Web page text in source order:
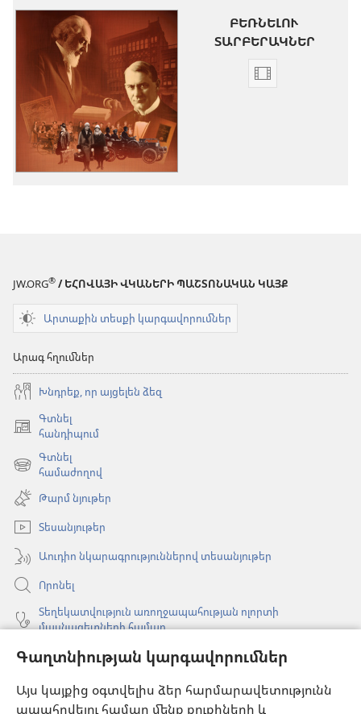
Գաղտնիության կարգավորումներ
Այս կայքից օգտվելիս ձեր հարմարավետությունն
ապահովելու համար մենք քուքիների և
ԲԵՌՆԵԼՈՒ
ՏԱՐԲԵՐԱԿՆԵՐ
Տեսանյութը
Խավարից
JW.ORG® / ԵՀՈՎԱՅԻ ՎԿԱՆԵՐԻ ՊԱՇՏՈՆԱԿԱՆ ԿԱՅՔ
Արտաքին տեսքի կարգավորումներ
Արագ հղումներ
Խնդրեք, որ այցելեն ձեզ
Գտնել
հանդիպում
(բացվում
նոր
պատուհան)
Գտնել
համաժողով
(բացվում
նոր
պատուհան)
Թարմ նյութեր
Տեսանյութեր
Աուդիո նկարագրություններով տեսանյութեր
Որոնել
Տեղեկատվություն առողջապահության ոլորտի
մասնագետների համար
Գլոբալ հաղորդակցություն
Օգնություն